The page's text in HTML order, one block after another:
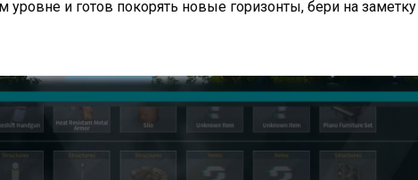
уровне и готов покорять новые горизонты, бери на